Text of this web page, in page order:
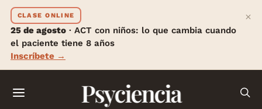
CLASE ONLINE
25 de agosto · ACT con niños: lo que cambia cuando
el paciente tiene 8 años
Inscríbete →
×
Psyciencia